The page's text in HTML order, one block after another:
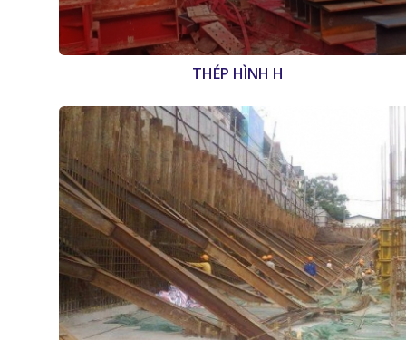
THÉP HÌNH H